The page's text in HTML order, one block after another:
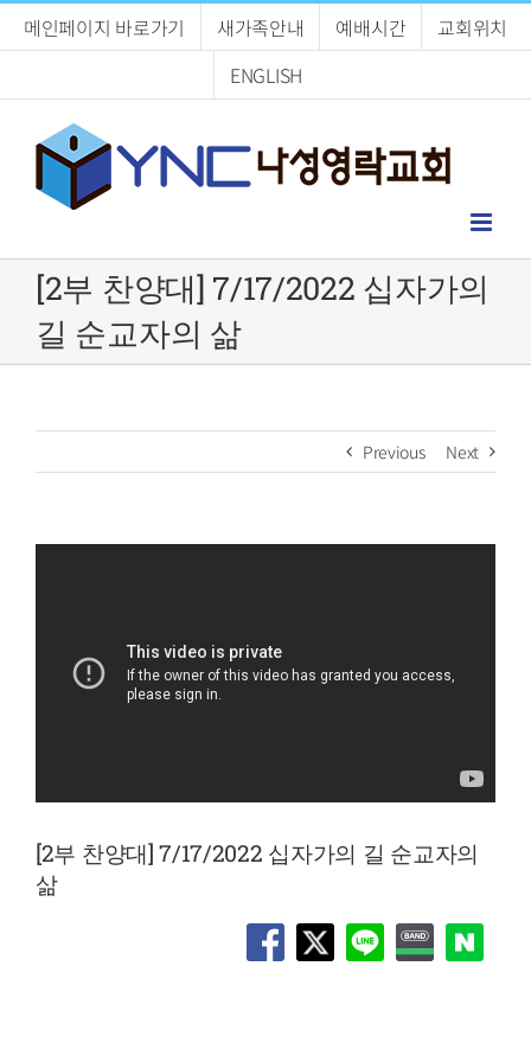
메인페이지 바로가기 새가족안내 예배시간
교회위치
ENGLISH
[2부 찬양대] 7/17/2022 십자가의
길 순교자의 삶
Previous Next
[2부 찬양대] 7/17/2022 십자가의 길 순교자의
삶